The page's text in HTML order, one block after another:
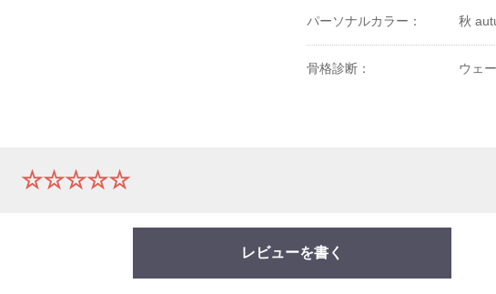
パーソナルカラー： 秋
骨格診断： ウェ
☆☆☆☆☆
レビューを書く